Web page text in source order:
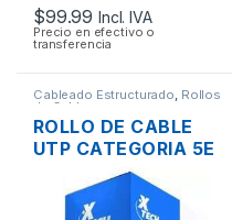
$99.99 Incl. IVA
Precio en efectivo o
transferencia
Cableado Estructurado, Rollos
de Cable
ROLLO DE CABLE
UTP CATEGORIA 5E
XTECH XTC-220 305
MTS.